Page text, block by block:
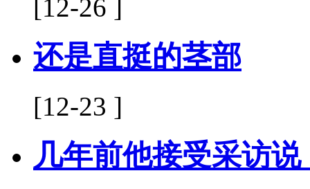
[12-26 ]
还是直挺的茎部
[12-23 ]
几年前他接受采访